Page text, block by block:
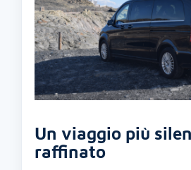
Un viaggio più
raffinato